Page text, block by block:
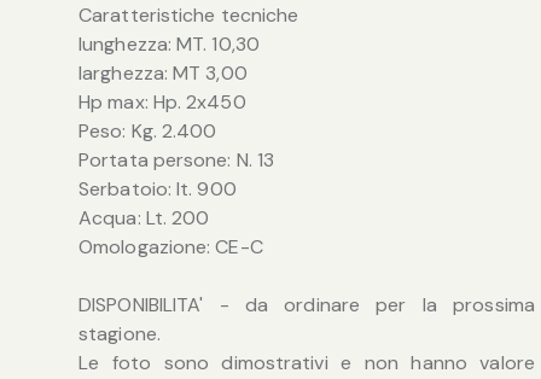
Caratteristiche tecniche
lunghezza: MT. 10,30
larghezza: MT 3,00
Hp max: Hp. 2x450
Peso: Kg. 2.400
Portata persone: N. 13
Serbatoio: lt. 900
Acqua: Lt. 200
Omologazione: CE-C
DISPONIBILITA' - da ordinare per la prossima
stagione.
Le foto sono dimostrativi e non hanno valore